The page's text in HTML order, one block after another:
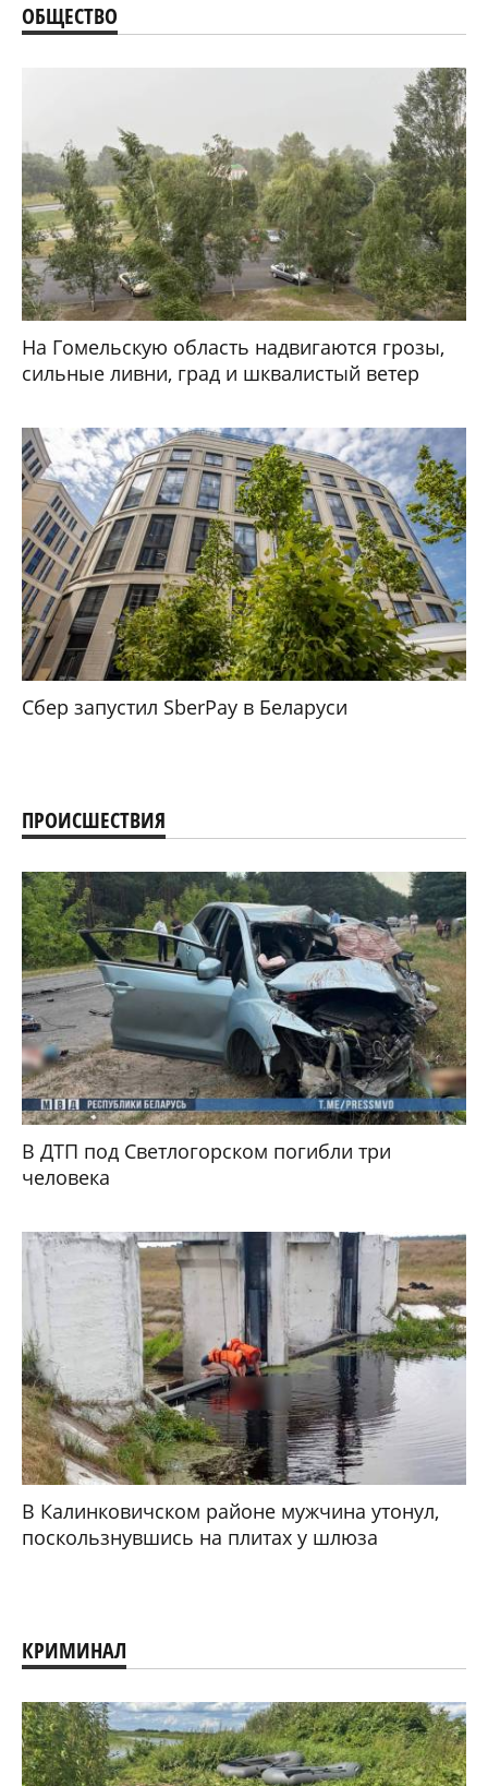
ОБЩЕСТВО
На Гомельскую область надвигаются грозы,
сильные ливни, град и шквалистый ветер
Сбер запустил SberPay в Беларуси
ПРОИСШЕСТВИЯ
В ДТП под Светлогорском погибли три
человека
В Калинковичском районе мужчина утонул,
поскользнувшись на плитах у шлюза
КРИМИНАЛ